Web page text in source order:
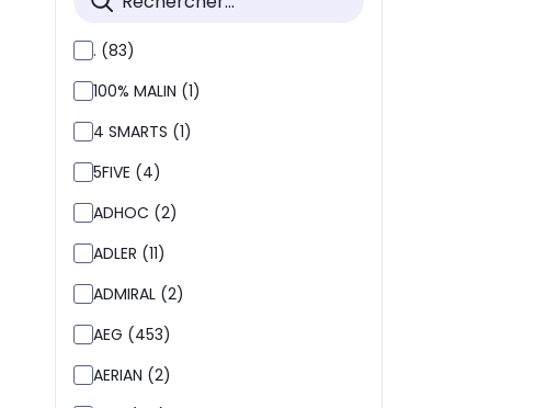
. (83)
100% MALIN (1)
4 SMARTS (1)
5FIVE (4)
ADHOC (2)
ADLER (11)
ADMIRAL (2)
AEG (453)
AERIAN (2)